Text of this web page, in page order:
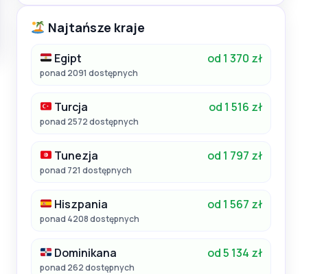
Najtańsze kraje
Egipt od 1 370 zł
ponad 2091 dostępnych
Turcja od 1 516 zł
ponad 2572 dostępnych
Tunezja od 1 797 zł
ponad 721 dostępnych
Hiszpania od 1 567 zł
ponad 4208 dostępnych
Dominikana od 5 134 zł
ponad 262 dostępnych